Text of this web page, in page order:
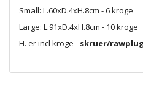
Small: L.60xD.4xH.8cm - 6 kroge
Large: L.91xD.4xH.8cm - 10 kroge
H. er incl kroge - skruer/